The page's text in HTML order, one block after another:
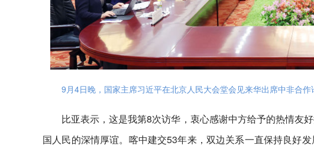
9月4日晚，国家主席习近平在北京人民大会堂会见来华出席中非合
比亚表示，这是我第8次访华，衷心感谢中方给予的热情友
国人民的深情厚谊。喀中建交53年来，双边关系一直保持良好